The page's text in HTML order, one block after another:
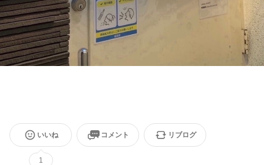
いいね
1
コメント リブログ